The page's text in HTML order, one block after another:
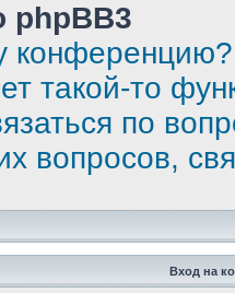
phpBB3
конференцию?
такой-то
по
вопросов,
Вход на